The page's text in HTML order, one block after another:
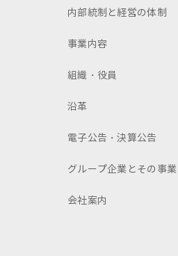
内部統制と経営の体制
事業内容
組織・役員
沿革
電子公告・決算公告
グループ企業とその事業
会社案内